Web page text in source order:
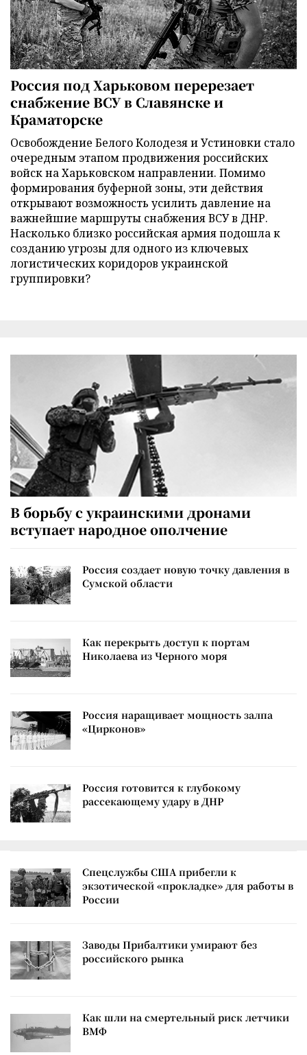
Россия под Харьковом перерезает
снабжение ВСУ в Славянске и
Краматорске
Освобождение Белого Колодезя и Устиновки стало
очередным этапом продвижения российских
войск на Харьковском направлении. Помимо
формирования буферной зоны, эти действия
открывают возможность усилить давление на
важнейшие маршруты снабжения ВСУ в ДНР.
Насколько близко российская армия подошла к
созданию угрозы для одного из ключевых
логистических коридоров украинской
группировки?
В борьбу с украинскими дронами
вступает народное ополчение
Россия создает новую точку давления в
Сумской области
Как перекрыть доступ к портам
Николаева из Черного моря
Россия наращивает мощность залпа
«Цирконов»
Россия готовится к глубокому
рассекающему удару в ДНР
Спецслужбы США прибегли к
экзотической «прокладке» для работы в
России
Заводы Прибалтики умирают без
российского рынка
Как шли на смертельный риск летчики
ВМФ